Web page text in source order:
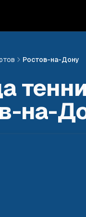
Ростов-на-Дону
на-